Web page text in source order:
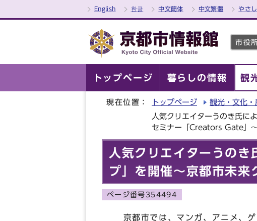
English 한글 中文簡体 中文繁體 やさ
市役
トップページ 暮らしの情報 観
現在位置： トップページ 観光・文化・
人気クリエイターうのき氏に
セミナー「Creators Gate」
人気クリエイターうのき
プ」を開催～京都市未
ページ番号354494
京都市では、マンガ、アニメ、ゲ